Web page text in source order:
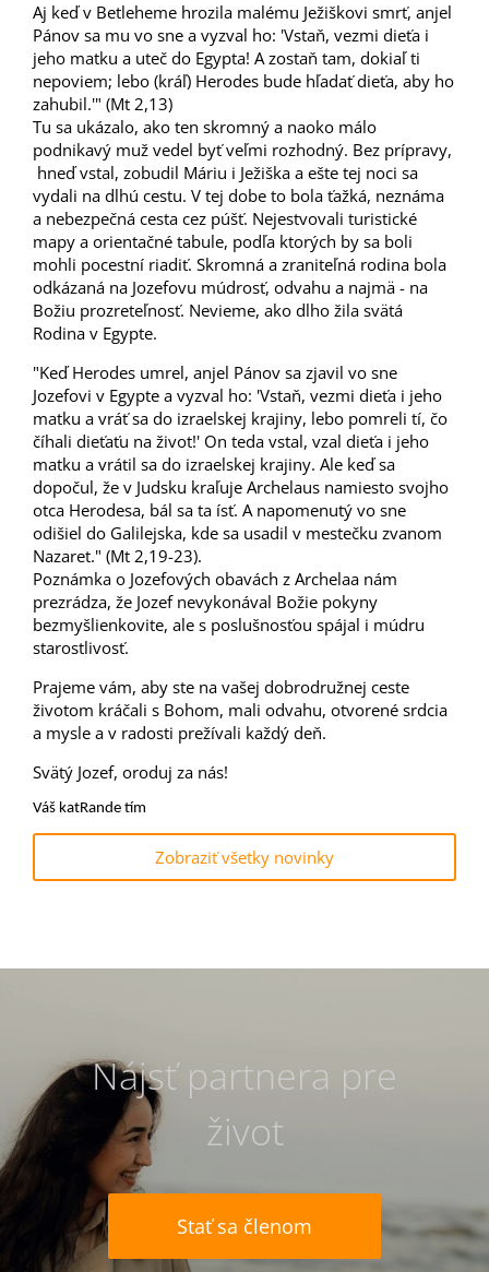
Aj keď v Betleheme hrozila malému Ježiškovi smrť, anjel
Pánov sa mu vo sne a vyzval ho: 'Vstaň, vezmi dieťa i
jeho matku a uteč do Egypta! A zostaň tam, dokiaľ ti
nepoviem; lebo (kráľ) Herodes bude hľadať dieťa, aby ho
zahubil.'" (Mt 2,13)
Tu sa ukázalo, ako ten skromný a naoko málo
podnikavý muž vedel byť veľmi rozhodný. Bez prípravy,
hneď vstal, zobudil Máriu i Ježiška a ešte tej noci sa
vydali na dlhú cestu. V tej dobe to bola ťažká, neznáma
a nebezpečná cesta cez púšť. Nejestvovali turistické
mapy a orientačné tabule, podľa ktorých by sa boli
mohli pocestní riadiť. Skromná a zraniteľná rodina bola
odkázaná na Jozefovu múdrosť, odvahu a najmä - na
Božiu prozreteľnosť. Nevieme, ako dlho žila svätá
Rodina v Egypte.
"Keď Herodes umrel, anjel Pánov sa zjavil vo sne
Jozefovi v Egypte a vyzval ho: 'Vstaň, vezmi dieťa i jeho
matku a vráť sa do izraelskej krajiny, lebo pomreli tí, čo
číhali dieťaťu na život!' On teda vstal, vzal dieťa i jeho
matku a vrátil sa do izraelskej krajiny. Ale keď sa
dopočul, že v Judsku kraľuje Archelaus namiesto svojho
otca Herodesa, bál sa ta ísť. A napomenutý vo sne
odišiel do Galilejska, kde sa usadil v mestečku zvanom
Nazaret." (Mt 2,19-23).
Poznámka o Jozefových obavách z Archelaa nám
prezrádza, že Jozef nevykonával Božie pokyny
bezmyšlienkovite, ale s poslušnosťou spájal i múdru
starostlivosť.
Prajeme vám, aby ste na vašej dobrodružnej ceste
životom kráčali s Bohom, mali odvahu, otvorené srdcia
a mysle a v radosti prežívali každý deň.
Svätý Jozef, oroduj za nás!
Váš katRande tím
Zobraziť všetky novinky
Nájsť partnera pre
život
Stať sa členom